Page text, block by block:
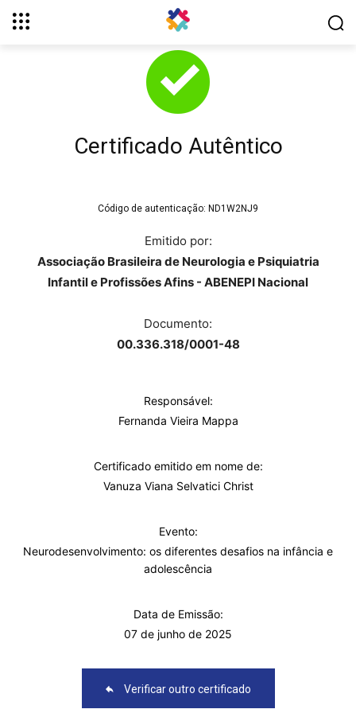
Certificado Autêntico
Código de autenticação: ND1W2NJ9
Emitido por:
Associação Brasileira de Neurologia e Psiquiatria
Infantil e Profissões Afins - ABENEPI Nacional
Documento:
00.336.318/0001-48
Responsável:
Fernanda Vieira Mappa
Certificado emitido em nome de:
Vanuza Viana Selvatici Christ
Evento:
Neurodesenvolvimento: os diferentes desafios na infância e
adolescência
Data de Emissão:
07 de junho de 2025
Verificar outro certificado